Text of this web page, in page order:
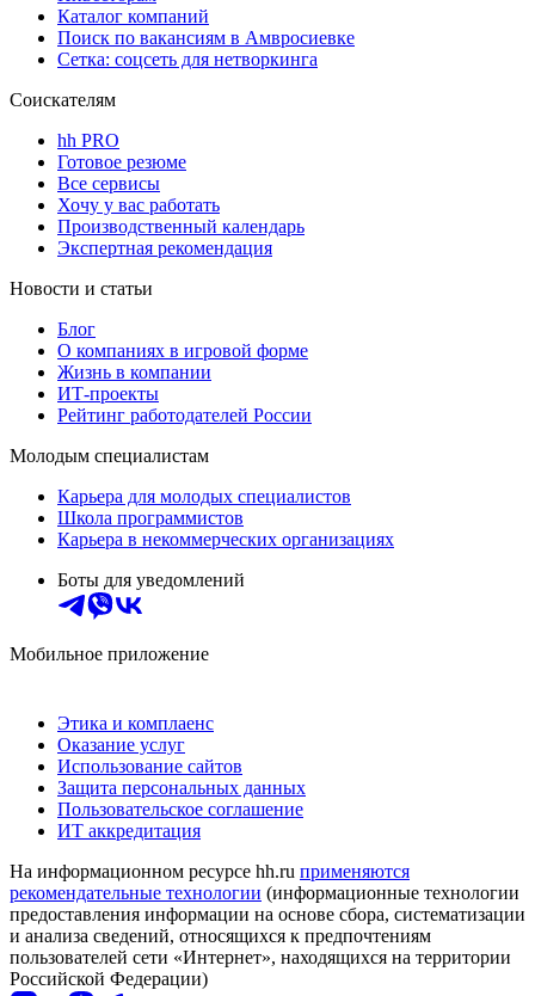
Каталог компаний
Поиск по вакансиям в Амвросиевке
Сетка: соцсеть для нетворкинга
Соискателям
hh PRO
Готовое резюме
Все сервисы
Хочу у вас работать
Производственный календарь
Экспертная рекомендация
Новости и статьи
Блог
О компаниях в игровой форме
Жизнь в компании
ИТ-проекты
Рейтинг работодателей России
Молодым специалистам
Карьера для молодых специалистов
Школа программистов
Карьера в некоммерческих организациях
Боты для уведомлений
Мобильное приложение
Этика и комплаенс
Оказание услуг
Использование сайтов
Защита персональных данных
Пользовательское соглашение
ИТ аккредитация
На информационном ресурсе hh.ru применяются
рекомендательные технологии (информационные технологии
предоставления информации на основе сбора, систематизации
и анализа сведений, относящихся к предпочтениям
пользователей сети «Интернет», находящихся на территории
Российской Федерации)